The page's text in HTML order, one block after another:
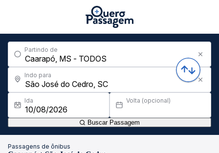
Partindo de
Indo para
Ida Volta (opcional)
Buscar Passagem
Passagens de ônibus